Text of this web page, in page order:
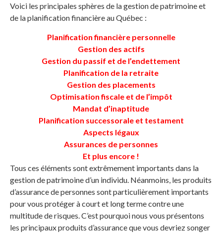
Voici les principales sphères de la gestion de patrimoine et
de la planification financière au Québec :
Planification financière personnelle
Gestion des actifs
Gestion du passif et de l’endettement
Planification de la retraite
Gestion des placements
Optimisation fiscale et de l’impôt
Mandat d’inaptitude
Planification successorale et testament
Aspects légaux
Assurances de personnes
Et plus encore !
Tous ces éléments sont extrêmement importants dans la
gestion de patrimoine d’un individu. Néanmoins, les produits
d’assurance de personnes sont particulièrement importants
pour vous protéger à court et long terme contre une
multitude de risques. C’est pourquoi nous vous présentons
les principaux produits d’assurance que vous devriez songer